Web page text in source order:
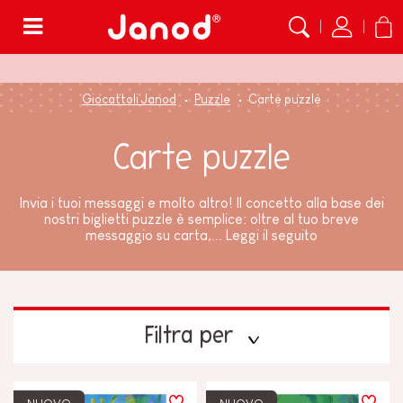
Giocattoli Janod Puzzle Carte puzzle
Carte puzzle
Invia i tuoi messaggi e molto altro! Il concetto alla base dei
nostri biglietti puzzle è semplice: oltre al tuo breve
messaggio su carta,...
Leggi il seguito
Filtra per